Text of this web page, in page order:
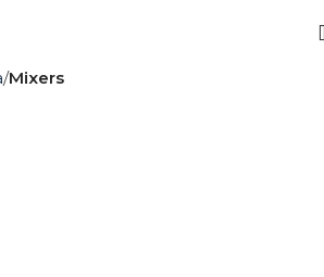
Mixers